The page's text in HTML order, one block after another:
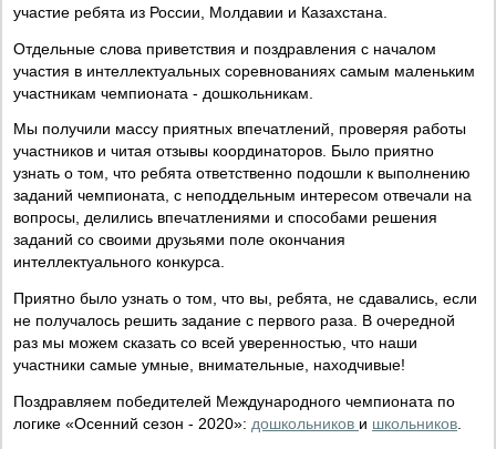
участие ребята из России, Молдавии и Казахстана.
Отдельные слова приветствия и поздравления с началом
участия в интеллектуальных соревнованиях самым маленьким
участникам чемпионата - дошкольникам.
Мы получили массу приятных впечатлений, проверяя работы
участников и читая отзывы координаторов. Было приятно
узнать о том, что ребята ответственно подошли к выполнению
заданий чемпионата, с неподдельным интересом отвечали на
вопросы, делились впечатлениями и способами решения
заданий со своими друзьями поле окончания
интеллектуального конкурса.
Приятно было узнать о том, что вы, ребята, не сдавались, если
не получалось решить задание с первого раза. В очередной
раз мы можем сказать со всей уверенностью, что наши
участники самые умные, внимательные, находчивые!
Поздравляем победителей Международного чемпионата по
логике «Осенний сезон - 2020»: дошкольников и школьников.